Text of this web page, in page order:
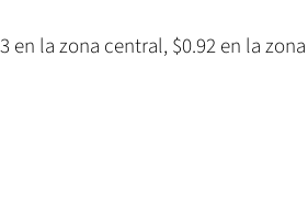
en la zona central, $0.92 en la zona